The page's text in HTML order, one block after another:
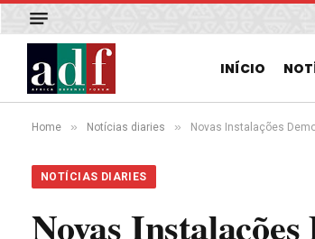
INÍCIO
Home » Notícias diaries » Novas Instalações
NOTÍCIAS DIARIES
Novas